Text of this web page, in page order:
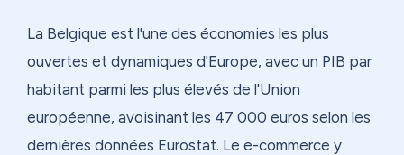
La Belgique est l'une des économies les plus
ouvertes et dynamiques d'Europe, avec un PIB par
habitant parmi les plus élevés de l'Union
européenne, avoisinant les 47 000 euros selon les
dernières données Eurostat. Le e-commerce y